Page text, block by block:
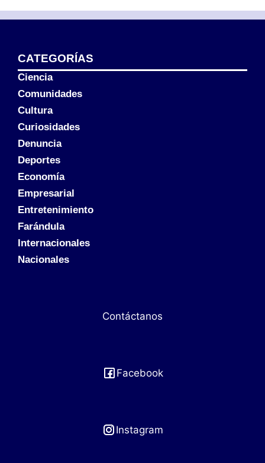
CATEGORÍAS
Ciencia
Comunidades
Cultura
Curiosidades
Denuncia
Deportes
Economía
Empresarial
Entretenimiento
Farándula
Internacionales
Nacionales
Contáctanos
Facebook
Instagram